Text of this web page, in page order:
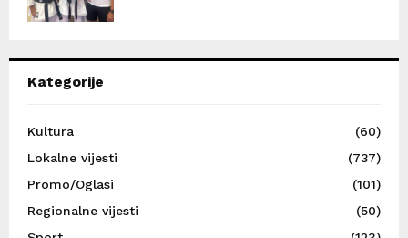
Kategorije
Kultura
(60)
Lokalne vijesti
(737)
Promo/Oglasi
(101)
Regionalne vijesti
(50)